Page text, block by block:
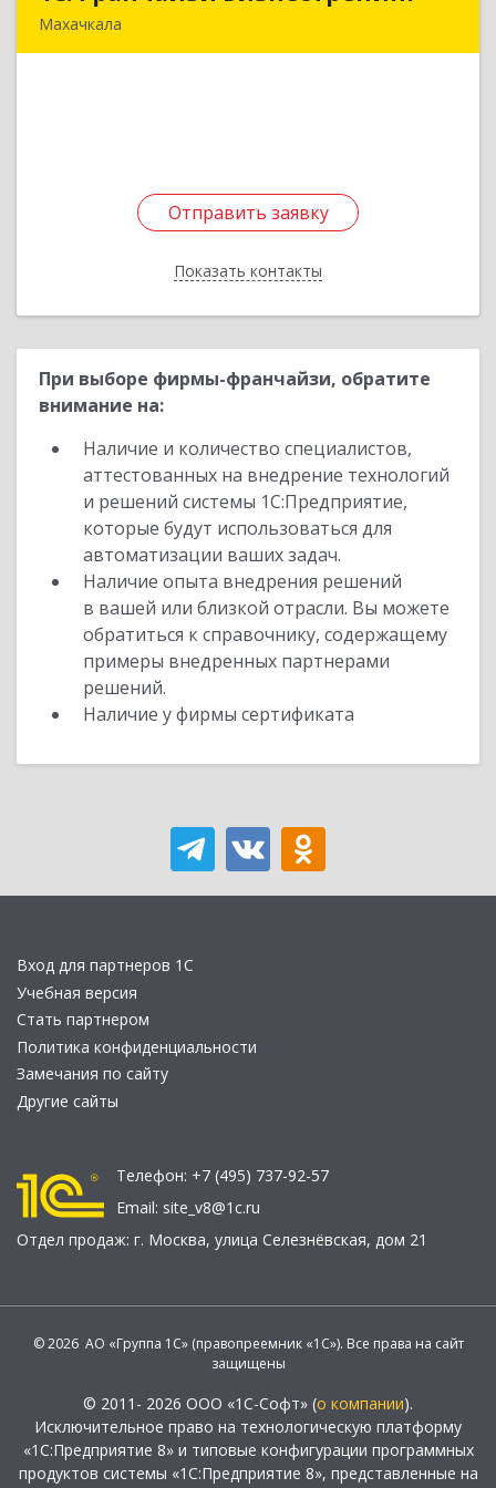
Махачкала
Отправить заявку
Показать контакты
Отправить заявку
Назад
При выборе фирмы-франчайзи, обратите
внимание на:
Наличие и количество специалистов,
аттестованных на внедрение технологий
и решений системы 1С:Предприятие,
которые будут использоваться для
автоматизации ваших задач.
Наличие опыта внедрения решений
в вашей или близкой отрасли. Вы можете
обратиться к справочнику, содержащему
примеры внедренных партнерами
решений.
Наличие у фирмы сертификата
Вход для партнеров 1С
Учебная версия
Стать партнером
Политика конфиденциальности
Замечания по сайту
Другие сайты
Телефон: +7 (495) 737-92-57
Email: site_v8@1c.ru
Отдел продаж: г. Москва, улица Селезнёвская, дом 21
© 2026 АО «Группа 1С» (правопреемник «1С»). Все права на сайт
защищены
© 2011- 2026 ООО «1С-Софт» (о компании).
Исключительное право на технологическую платформу
«1С:Предприятие 8» и типовые конфигурации программных
продуктов системы «1С:Предприятие 8», представленные на